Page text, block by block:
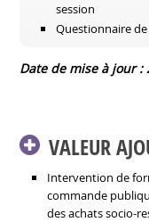
session
Questionnaire
Date de mise à jour :
VALEUR
Intervention de
commande
des achats socio-